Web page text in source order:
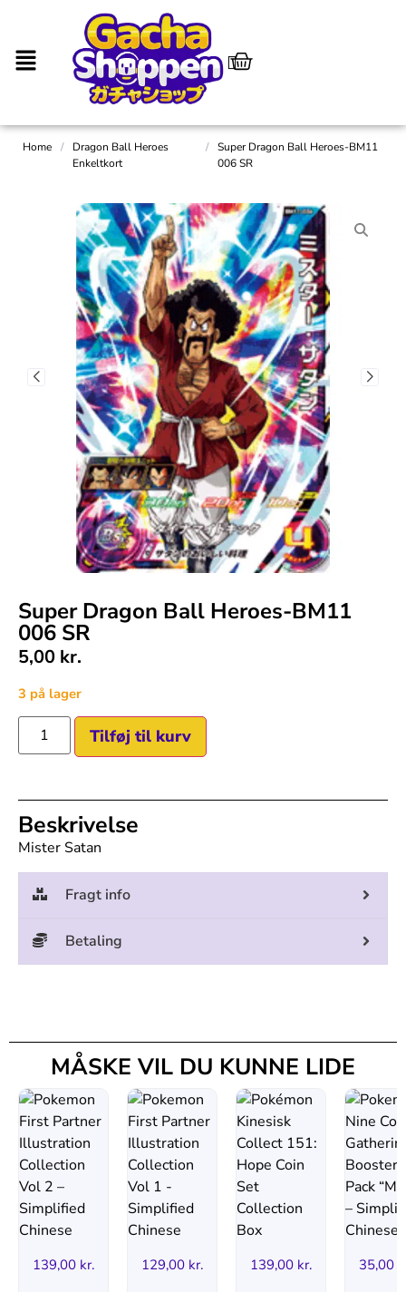
Home /
Dragon Ball Heroes
Enkeltkort
/
Super Dragon Ball Heroes-BM11
006 SR
Super Dragon Ball Heroes-BM11
006 SR
5,00 kr.
3 på lager
Tilføj til kurv
Beskrivelse
Mister Satan
Fragt info
Betaling
MÅSKE VIL DU KUNNE LIDE
139,00 kr. 129,00 kr. 139,00 kr. 35,00